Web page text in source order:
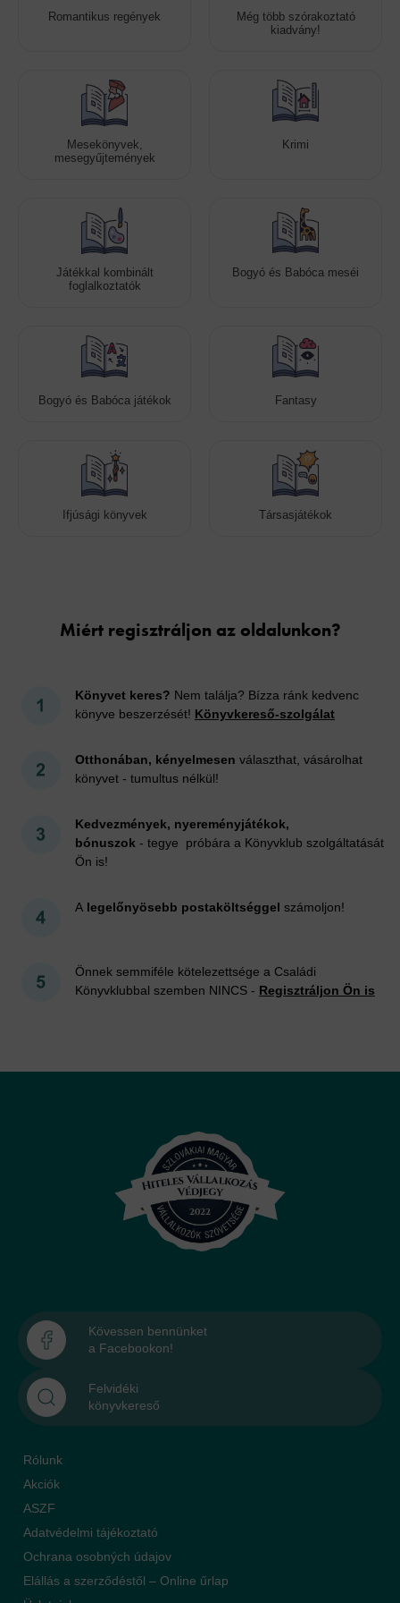
Romantikus regények
Még több szórakoztató
kiadvány!
Mesekönyvek,
mesegyűjtemények
Krimi
Játékkal kombinált
foglalkoztatók
Bogyó és Babóca meséi
Bogyó és Babóca játékok Fantasy
Ifjúsági könyvek Társasjátékok
Miért regisztráljon az oldalunkon?
Könyvet keres? Nem találja? Bízza ránk kedvenc
könyve beszerzését! Könyvkereső-szolgálat
Otthonában, kényelmesen választhat, vásárolhat
könyvet - tumultus nélkül!
Kedvezmények, nyereményjátékok,
bónuszok - tegye próbára a Könyvklub szolgáltatását
Ön is!
A legelőnyösebb postaköltséggel számoljon!
Önnek semmiféle kötelezettsége a Családi
Könyvklubbal szemben NINCS - Regisztráljon Ön is
Kövessen bennünket
a Facebookon!
Felvidéki
könyvkereső
Rólunk
Akciók
ASZF
Adatvédelmi tájékoztató
Ochrana osobných údajov
Elállás a szerződéstől – Online űrlap